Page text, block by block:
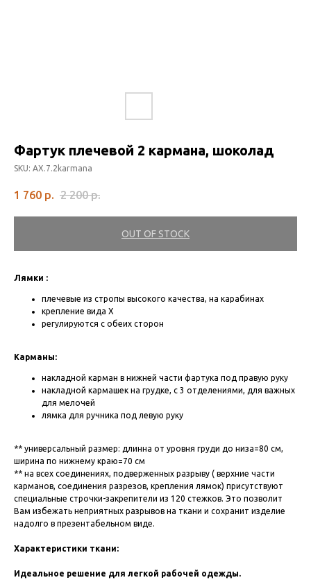
Фартук плечевой 2 кармана, шоколад
SKU: AX.7.2karmana
1 760 р. 2 200 р.
OUT OF STOCK
Лямки :
плечевые из стропы высокого качества, на карабинах
крепление вида Х
регулируются с обеих сторон
Карманы:
накладной карман в нижней части фартука под правую руку
накладной кармашек на грудке, с 3 отделениями, для важных
для мелочей
лямка для ручника под левую руку
** универсальный размер: длинна от уровня груди до низа=80 см,
ширина по нижнему краю=70 см
** на всех соединениях, подверженных разрыву ( верхние части
карманов, соединения разрезов, крепления лямок) присутствуют
специальные строчки-закрепители из 120 стежков. Это позволит
Вам избежать неприятных разрывов на ткани и сохранит изделие
надолго в презентабельном виде.
Характеристики ткани:
Идеальное решение для легкой рабочей одежды.